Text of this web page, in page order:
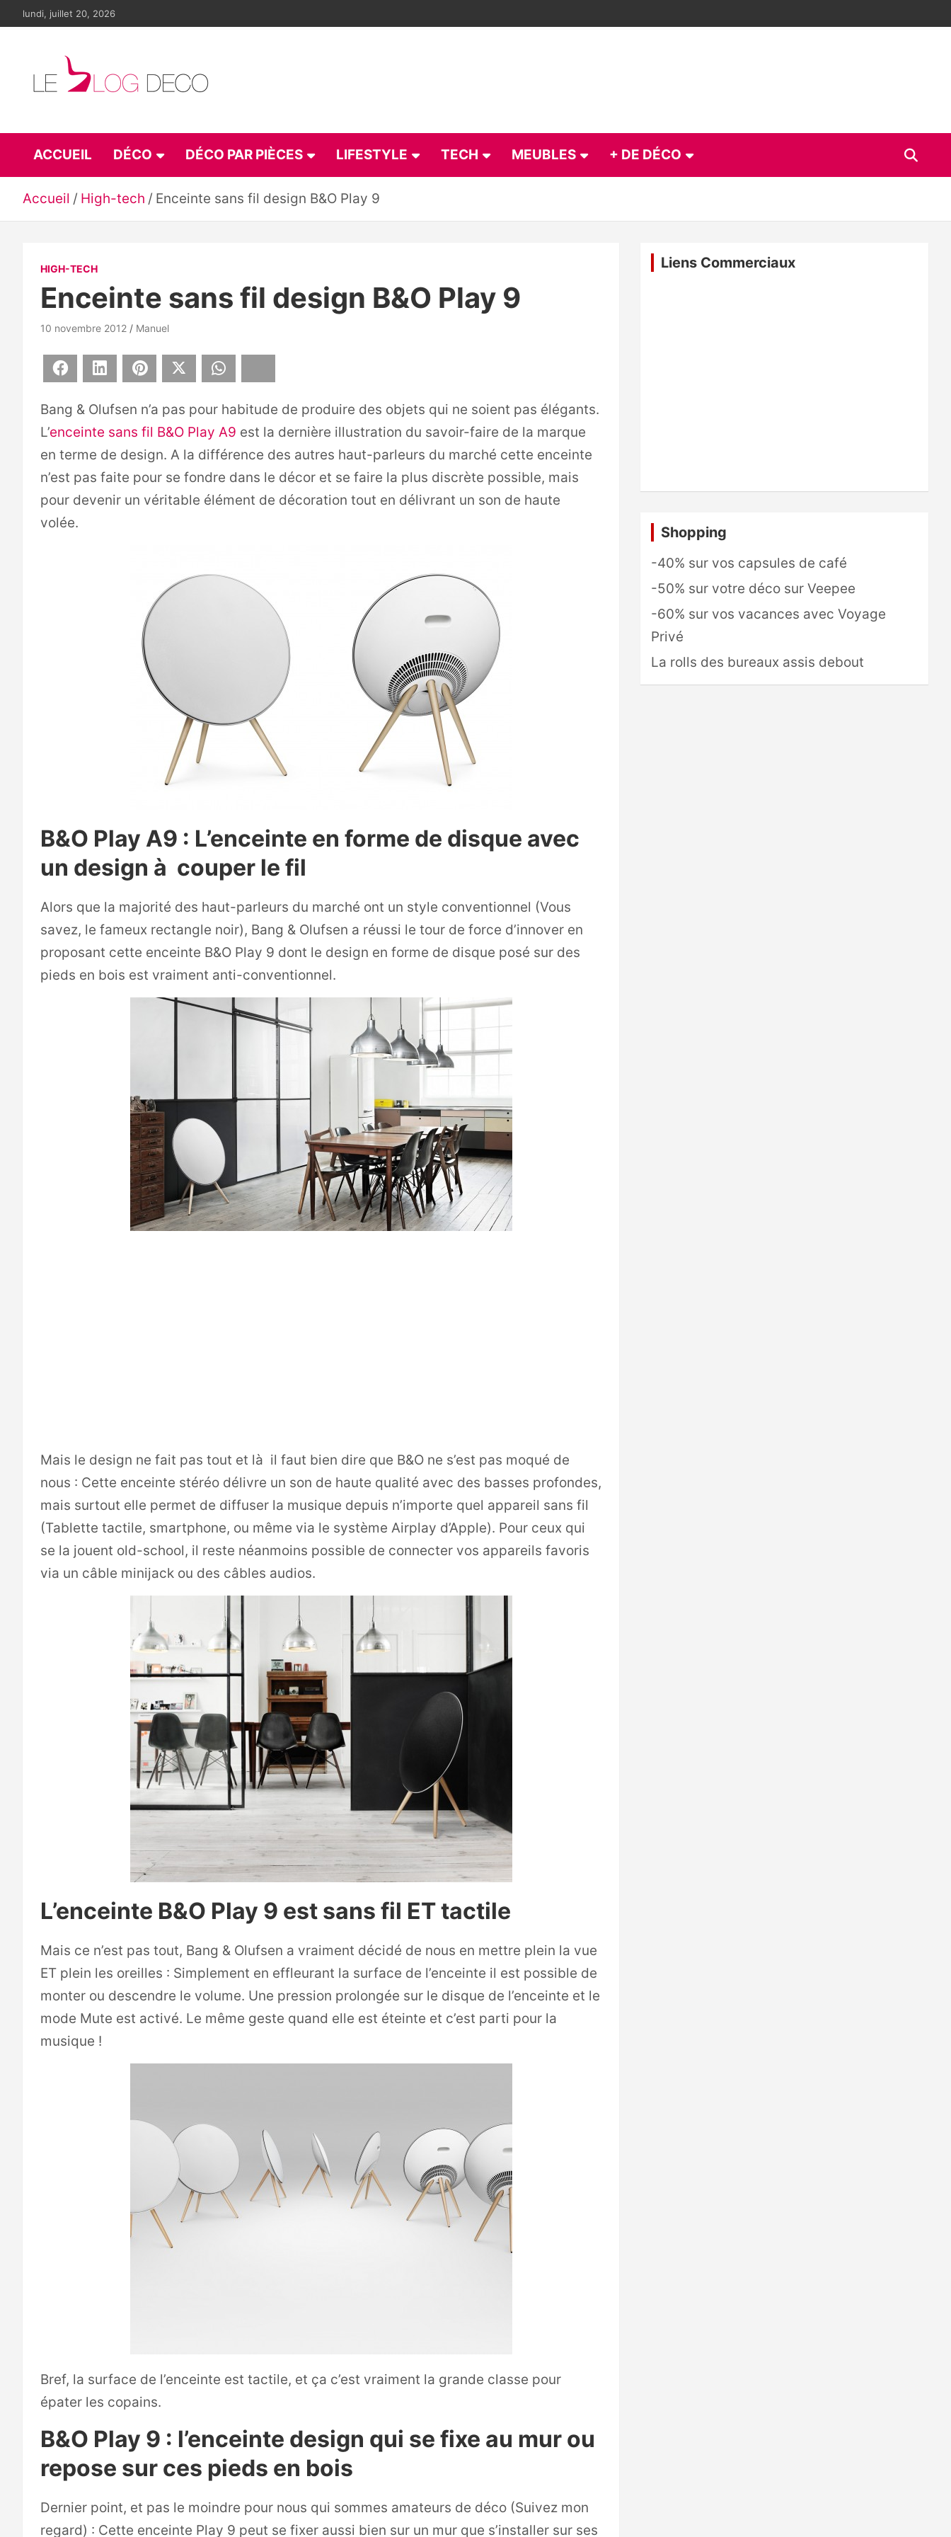
Allerlundi, juillet 20, 2026
Le blog déco
ACCUEIL DÉCO DÉCO PAR PIÈCES LIFESTYLE TECH MEUBLES + DE DÉCO
Accueil High-tech Enceinte sans fil design B&O Play 9
HIGH-TECH
Enceinte sans fil design B&O Play 9
10 novembre 2012 Manuel
Facebook LinkedIn Pinterest
Bang & Olufsen n’a pas pour habitude de produire des objets qui ne soient pas élégants.
L’enceinte sans fil B&O Play A9 est la dernière illustration du savoir-faire de la marque
en terme de design. A la différence des autres haut-parleurs du marché cette enceinte
n’est pas faite pour se fondre dans le décor et se faire la plus discrète possible, mais
pour devenir un véritable élément de décoration tout en délivrant un son de haute
volée.
B&O Play A9 : L’enceinte en forme de disque avec
un design à couper le fil
Alors que la majorité des haut-parleurs du marché ont un style conventionnel (Vous
savez, le fameux rectangle noir), Bang & Olufsen a réussi le tour de force d’innover en
proposant cette enceinte B&O Play 9 dont le design en forme de disque posé sur des
pieds en bois est vraiment anti-conventionnel.
Mais le design ne fait pas tout et là il faut bien dire que B&O ne s’est pas moqué de
nous : Cette enceinte stéréo délivre un son de haute qualité avec des basses profondes,
mais surtout elle permet de diffuser la musique depuis n’importe quel appareil sans fil
(Tablette tactile, smartphone, ou même via le système Airplay d’Apple). Pour ceux qui
se la jouent old-school, il reste néanmoins possible de connecter vos appareils favoris
via un câble minijack ou des câbles audios.
L’enceinte B&O Play 9 est sans fil ET tactile
Mais ce n’est pas tout, Bang & Olufsen a vraiment décidé de nous en mettre plein la vue
ET plein les oreilles : Simplement en effleurant la surface de l’enceinte il est possible de
monter ou descendre le volume. Une pression prolongée sur le disque de l’enceinte et le
mode Mute est activé. Le même geste quand elle est éteinte et c’est parti pour la
musique !
Bref, la surface de l’enceinte est tactile, et ça c’est vraiment la grande classe pour
épater les copains.
B&O Play 9 : l’enceinte design qui se fixe au mur ou
repose sur ces pieds en bois
Dernier point, et pas le moindre pour nous qui sommes amateurs de déco (Suivez mon
regard) : Cette enceinte Play 9 peut se fixer aussi bien sur un mur que s’installer sur ses
Liens Commerciaux
Shopping
-40% sur vos capsules de café
-50% sur votre déco sur Veepee
-60% sur vos vacances avec Voyage
Privé
La rolls des bureaux assis debout